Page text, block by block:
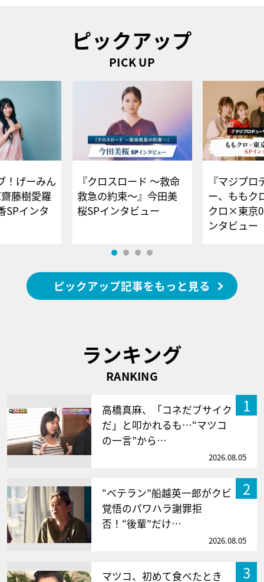
ピックアップ
PICK UP
！げーみん
藤樹愛羅
SPインタ
『クロスロード ～救命
救急の約束～』今田美
桜SPインタビュー
『マジプロ
ー、ももク
クロ×東京
ンタビュー
ピックアップ記事をもっと見る
ランキング
RANKING
1
高橋真麻、「コネだブサイク
だ」と叩かれるも…“マツコ
の一言”から…
2026.08.05
2
“ベテラン”船越英一郎がクビ
覚悟のパワハラ謝罪拒
否！“後輩”だけ…
2026.08.05
3
マツコ、初めて食べたとき